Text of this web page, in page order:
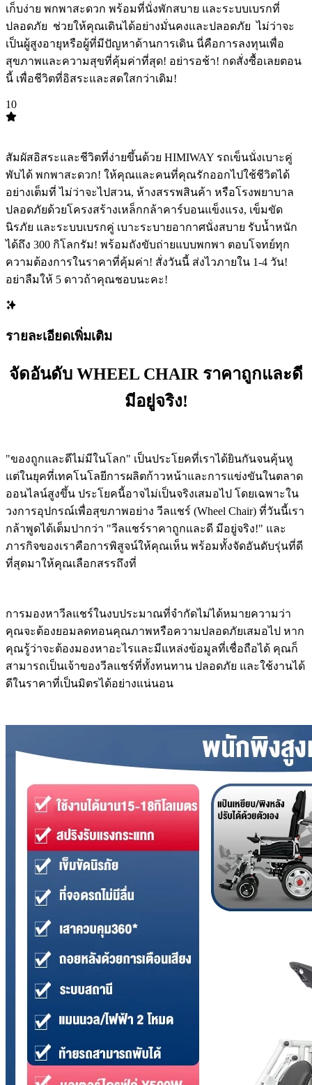
เก็บง่าย พกพาสะดวก พร้อมที่นั่งพักสบาย และระบบเบรกที่
ปลอดภัย ️ ช่วยให้คุณเดินได้อย่างมั่นคงและปลอดภัย ️ ไม่ว่าจะ
เป็นผู้สูงอายุหรือผู้ที่มีปัญหาด้านการเดิน นี่คือการลงทุนเพื่อ
สุขภาพและความสุขที่คุ้มค่าที่สุด! อย่ารอช้า! กดสั่งซื้อเลยตอน
นี้ เพื่อชีวิตที่อิสระและสดใสกว่าเดิม!
10
สัมผัสอิสระและชีวิตที่ง่ายขึ้นด้วย HIMIWAY รถเข็นนั่งเบาะคู่
พับได้ พกพาสะดวก! ให้คุณและคนที่คุณรักออกไปใช้ชีวิตได้
อย่างเต็มที่ ไม่ว่าจะไปสวน, ห้างสรรพสินค้า หรือโรงพยาบาล ️
ปลอดภัยด้วยโครงสร้างเหล็กกล้าคาร์บอนแข็งแรง, เข็มขัด
นิรภัย และระบบเบรกคู่ เบาะระบายอากาศนั่งสบาย รับน้ำหนัก
ได้ถึง 300 กิโลกรัม! พร้อมถังขับถ่ายแบบพกพา ตอบโจทย์ทุก
ความต้องการในราคาที่คุ้มค่า! สั่งวันนี้ ส่งไวภายใน 1-4 วัน!
อย่าลืมให้ 5 ดาวถ้าคุณชอบนะคะ!
รายละเอียดเพิ่มเติม
จัดอันดับ WHEEL CHAIR ราคาถูกและดี
มีอยู่จริง!
"ของถูกและดีไม่มีในโลก" เป็นประโยคที่เราได้ยินกันจนคุ้นหู
แต่ในยุคที่เทคโนโลยีการผลิตก้าวหน้าและการแข่งขันในตลาด
ออนไลน์สูงขึ้น ประโยคนี้อาจไม่เป็นจริงเสมอไป โดยเฉพาะใน
วงการอุปกรณ์เพื่อสุขภาพอย่าง วีลแชร์ (Wheel Chair) ที่วันนี้เรา
กล้าพูดได้เต็มปากว่า "วีลแชร์ราคาถูกและดี มีอยู่จริง!" และ
ภารกิจของเราคือการพิสูจน์ให้คุณเห็น พร้อมทั้งจัดอันดับรุ่นที่ดี
ที่สุดมาให้คุณเลือกสรรถึงที่
การมองหาวีลแชร์ในงบประมาณที่จำกัดไม่ได้หมายความว่า
คุณจะต้องยอมลดทอนคุณภาพหรือความปลอดภัยเสมอไป หาก
คุณรู้ว่าจะต้องมองหาอะไรและมีแหล่งข้อมูลที่เชื่อถือได้ คุณก็
สามารถเป็นเจ้าของวีลแชร์ที่ทั้งทนทาน ปลอดภัย และใช้งานได้
ดีในราคาที่เป็นมิตรได้อย่างแน่นอน